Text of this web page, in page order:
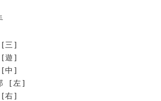
三]
遊]
中]
[左]
右]